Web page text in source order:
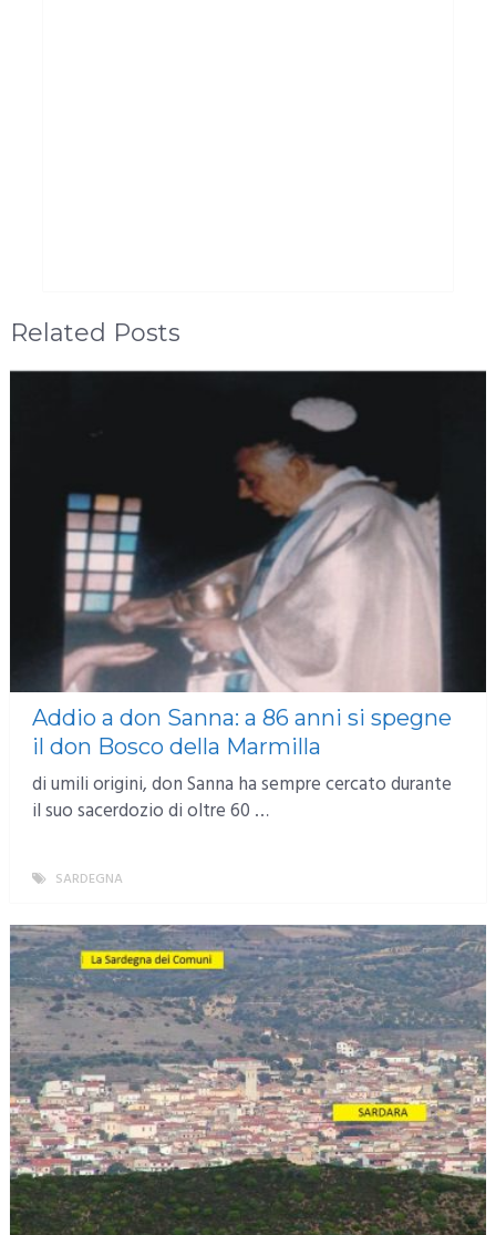
Related Posts
Addio a don Sanna: a 86 anni si spegne
il don Bosco della Marmilla
di umili origini, don Sanna ha sempre cercato durante
il suo sacerdozio di oltre 60 …
SARDEGNA